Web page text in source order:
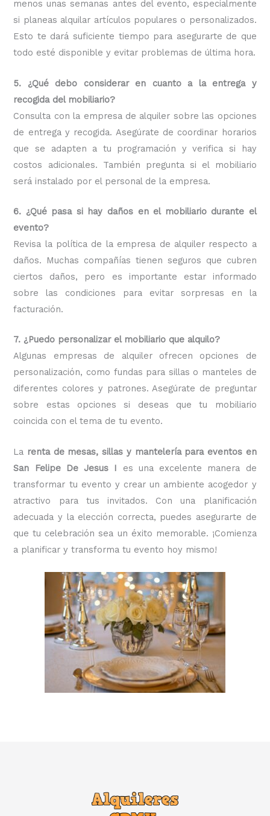
menos unas semanas antes del evento, especialmente
si planeas alquilar artículos populares o personalizados.
Esto te dará suficiente tiempo para asegurarte de que
todo esté disponible y evitar problemas de última hora.
5. ¿Qué debo considerar en cuanto a la entrega y
recogida del mobiliario?
Consulta con la empresa de alquiler sobre las opciones
de entrega y recogida. Asegúrate de coordinar horarios
que se adapten a tu programación y verifica si hay
costos adicionales. También pregunta si el mobiliario
será instalado por el personal de la empresa.
6. ¿Qué pasa si hay daños en el mobiliario durante el
evento?
Revisa la política de la empresa de alquiler respecto a
daños. Muchas compañías tienen seguros que cubren
ciertos daños, pero es importante estar informado
sobre las condiciones para evitar sorpresas en la
facturación.
7. ¿Puedo personalizar el mobiliario que alquilo?
Algunas empresas de alquiler ofrecen opciones de
personalización, como fundas para sillas o manteles de
diferentes colores y patrones. Asegúrate de preguntar
sobre estas opciones si deseas que tu mobiliario
coincida con el tema de tu evento.
La renta de mesas, sillas y mantelería para eventos en
San Felipe De Jesus I es una excelente manera de
transformar tu evento y crear un ambiente acogedor y
atractivo para tus invitados. Con una planificación
adecuada y la elección correcta, puedes asegurarte de
que tu celebración sea un éxito memorable. ¡Comienza
a planificar y transforma tu evento hoy mismo!